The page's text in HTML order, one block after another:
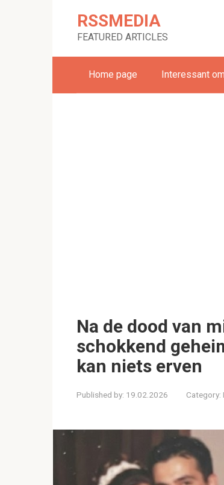
RSSMEDIA
FEATURED ARTICLES
Home page Interessant
Na de dood van
schokkend
kan niets erven
Published by: 19.02.2026 Category: